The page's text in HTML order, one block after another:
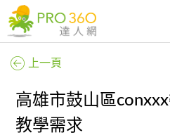
上一頁
高雄市鼓山區
教學需求